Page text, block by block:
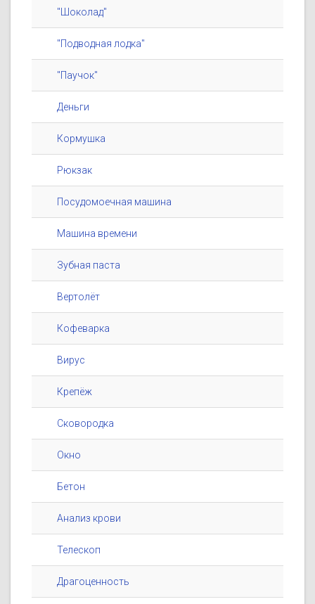
"Шоколад"
"Подводная лодка"
"Паучок"
Деньги
Кормушка
Рюкзак
Посудомоечная машина
Машина времени
Зубная паста
Вертолёт
Кофеварка
Вирус
Крепёж
Сковородка
Окно
Бетон
Анализ крови
Телескоп
Драгоценность